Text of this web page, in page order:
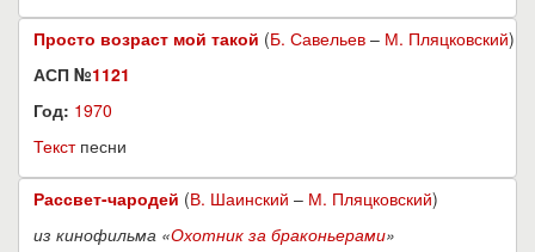
Просто возраст мой такой (Б. Савельев – М. Пляцковский)
АСП №1121
Год: 1970
Текстпесни
Рассвет-чародей (В. Шаинский – М. Пляцковский)
из кинофильма «Охотник за браконьерами»